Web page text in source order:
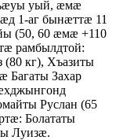
уый, æмæ
1-аг бынæттæ 11
(50, 60 æмæ +110
рамбылдтой:
кг), Хъазиты
Багаты Захар
Руслан (65
Болататы
Луизæ.